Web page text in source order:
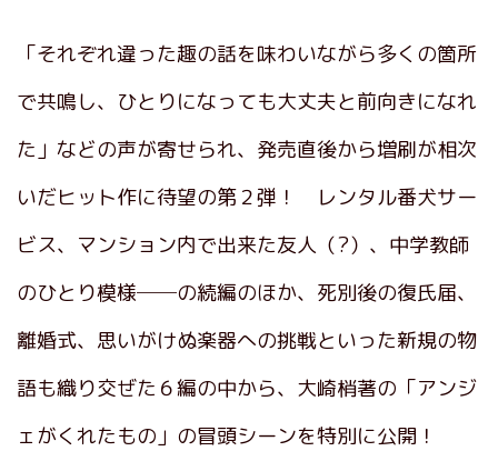
「それぞれ違った趣の話を味わいながら多くの箇所
で共鳴し、ひとりになっても大丈夫と前向きになれ
た」などの声が寄せられ、発売直後から増刷が相次
いだヒット作に待望の第２弾！ レンタル番犬サー
ビス、マンション内で出来た友人（?）、中学教師
のひとり模様──の続編のほか、死別後の復氏届、
離婚式、思いがけぬ楽器への挑戦といった新規の物
語も織り交ぜた６編の中から、大崎梢著の「アンジ
ェがくれたもの」の冒頭シーンを特別に公開！